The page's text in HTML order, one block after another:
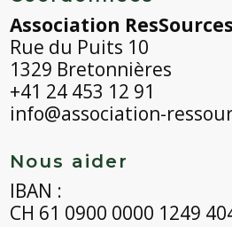
Association ResSources
Rue du Puits 10
1329 Bretonnières
+41 24 453 12 91
info@association-
Nous aider
IBAN :
CH 61 0900 0000 1249